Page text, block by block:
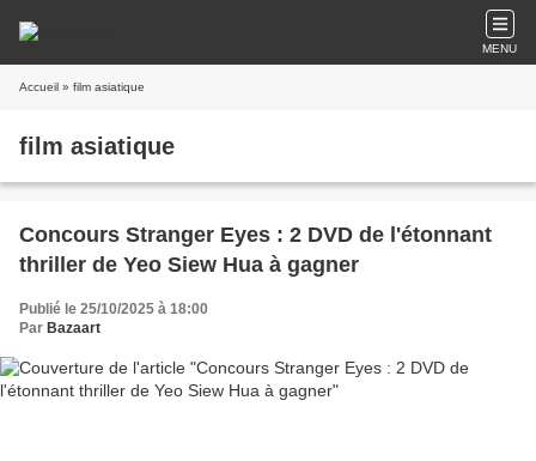
MENU
Accueil » film asiatique
film asiatique
Concours Stranger Eyes : 2 DVD de l'étonnant
thriller de Yeo Siew Hua à gagner
Publié le 25/10/2025 à 18:00
Par Bazaart